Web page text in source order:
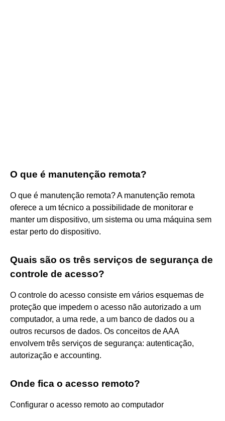
O que é manutenção remota?
O que é manutenção remota? A manutenção remota
oferece a um técnico a possibilidade de monitorar e
manter um dispositivo, um sistema ou uma máquina sem
estar perto do dispositivo.
Quais são os três serviços de segurança de
controle de acesso?
O controle do acesso consiste em vários esquemas de
proteção que impedem o acesso não autorizado a um
computador, a uma rede, a um banco de dados ou a
outros recursos de dados. Os conceitos de AAA
envolvem três serviços de segurança: autenticação,
autorização e accounting.
Onde fica o acesso remoto?
Configurar o acesso remoto ao computador